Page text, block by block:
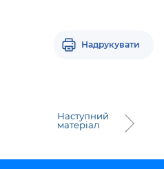
Надрукувати
Наступний
матеріал